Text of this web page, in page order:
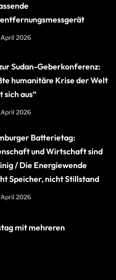
April 2026
Sudan-Geberkonferenz:
humanitäre Krise der Welt
sich aus“
April 2026
Batterietag:
und Wirtschaft sind
/ Die Energiewende
Speicher, nicht Stillstand
April 2026
mit mehreren